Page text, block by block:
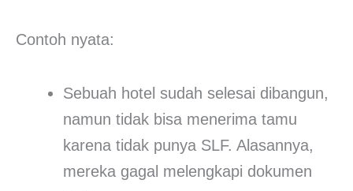
Contoh nyata:
Sebuah hotel sudah selesai dibangun,
namun tidak bisa menerima tamu
karena tidak punya SLF. Alasannya,
mereka gagal melengkapi dokumen